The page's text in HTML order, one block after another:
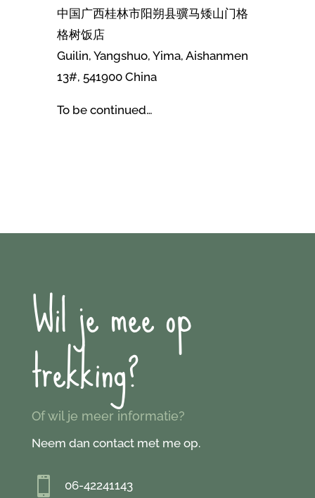
中国广西桂林市阳朔县骥马矮山门格
格树饭店
Guilin, Yangshuo, Yima, Aishanmen
13#, 541900 China
To be continued…
Wil je mee op
trekking?
Of wil je meer informatie?
Neem dan contact met me op.
 06-42241143